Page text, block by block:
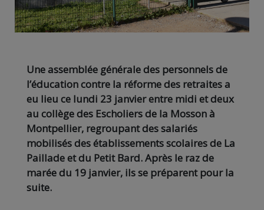
Une assemblée générale des personnels de
l’éducation contre la réforme des retraites a
eu lieu ce lundi 23 janvier entre midi et deux
au collège des Escholiers de la Mosson à
Montpellier, regroupant des salariés
mobilisés des établissements scolaires de La
Paillade et du Petit Bard. Après le raz de
marée du 19 janvier, ils se préparent pour la
suite.